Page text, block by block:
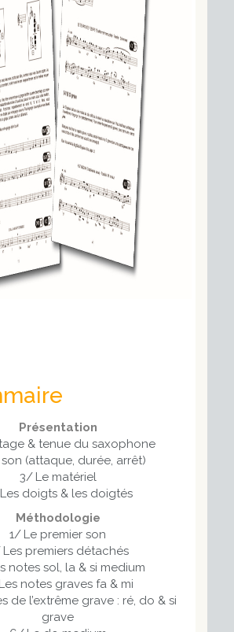
Présentation
& tenue du saxophone
(attaque, durée, arrêt)
3/ Le matériel
doigts & les doigtés
Méthodologie
1/ Le premier son
premiers détachés
notes sol, la & si medium
notes graves fa & mi
de l’extrême grave : ré, do & si
grave